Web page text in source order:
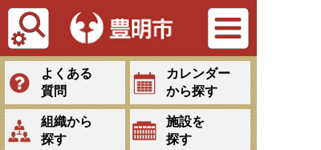
Tiếng Việt
よくある
質問
カレンダー
から探す
組織から
探す
施設を
探す